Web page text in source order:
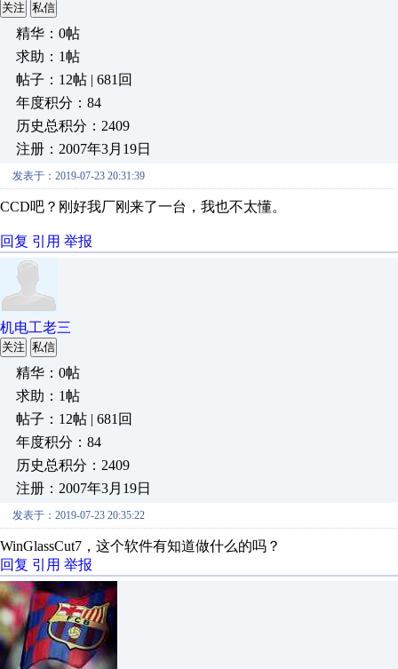
关注 私信
精华：0帖
求助：1帖
帖子：12帖 | 681回
年度积分：84
历史总积分：2409
注册：2007年3月19日
发表于：2019-07-23 20:31:39
CCD吧？刚好我厂刚来了一台，我也不太懂。
回复 引用 举报
机电工老三
关注 私信
精华：0帖
求助：1帖
帖子：12帖 | 681回
年度积分：84
历史总积分：2409
注册：2007年3月19日
发表于：2019-07-23 20:35:22
WinGlassCut7，这个软件有知道做什么的吗？
回复 引用 举报